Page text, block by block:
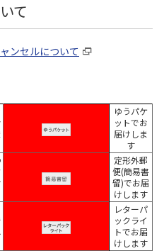
て
ンセルについて
ゆうパケ
ットでお
届けしま
す
定形外郵
便(簡易書
留)でお届
けします
レターパ
ックライ
トでお届
けします